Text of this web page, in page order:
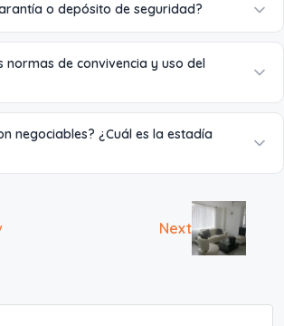
o depósito de seguridad?
normas de convivencia y uso del
negociables? ¿Cuál es la estadía
Next